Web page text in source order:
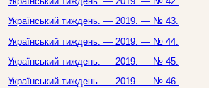
Український тиждень. — 2019. — № 43.
Український тиждень. — 2019. — № 44.
Український тиждень. — 2019. — № 45.
Український тиждень. — 2019. — № 46.